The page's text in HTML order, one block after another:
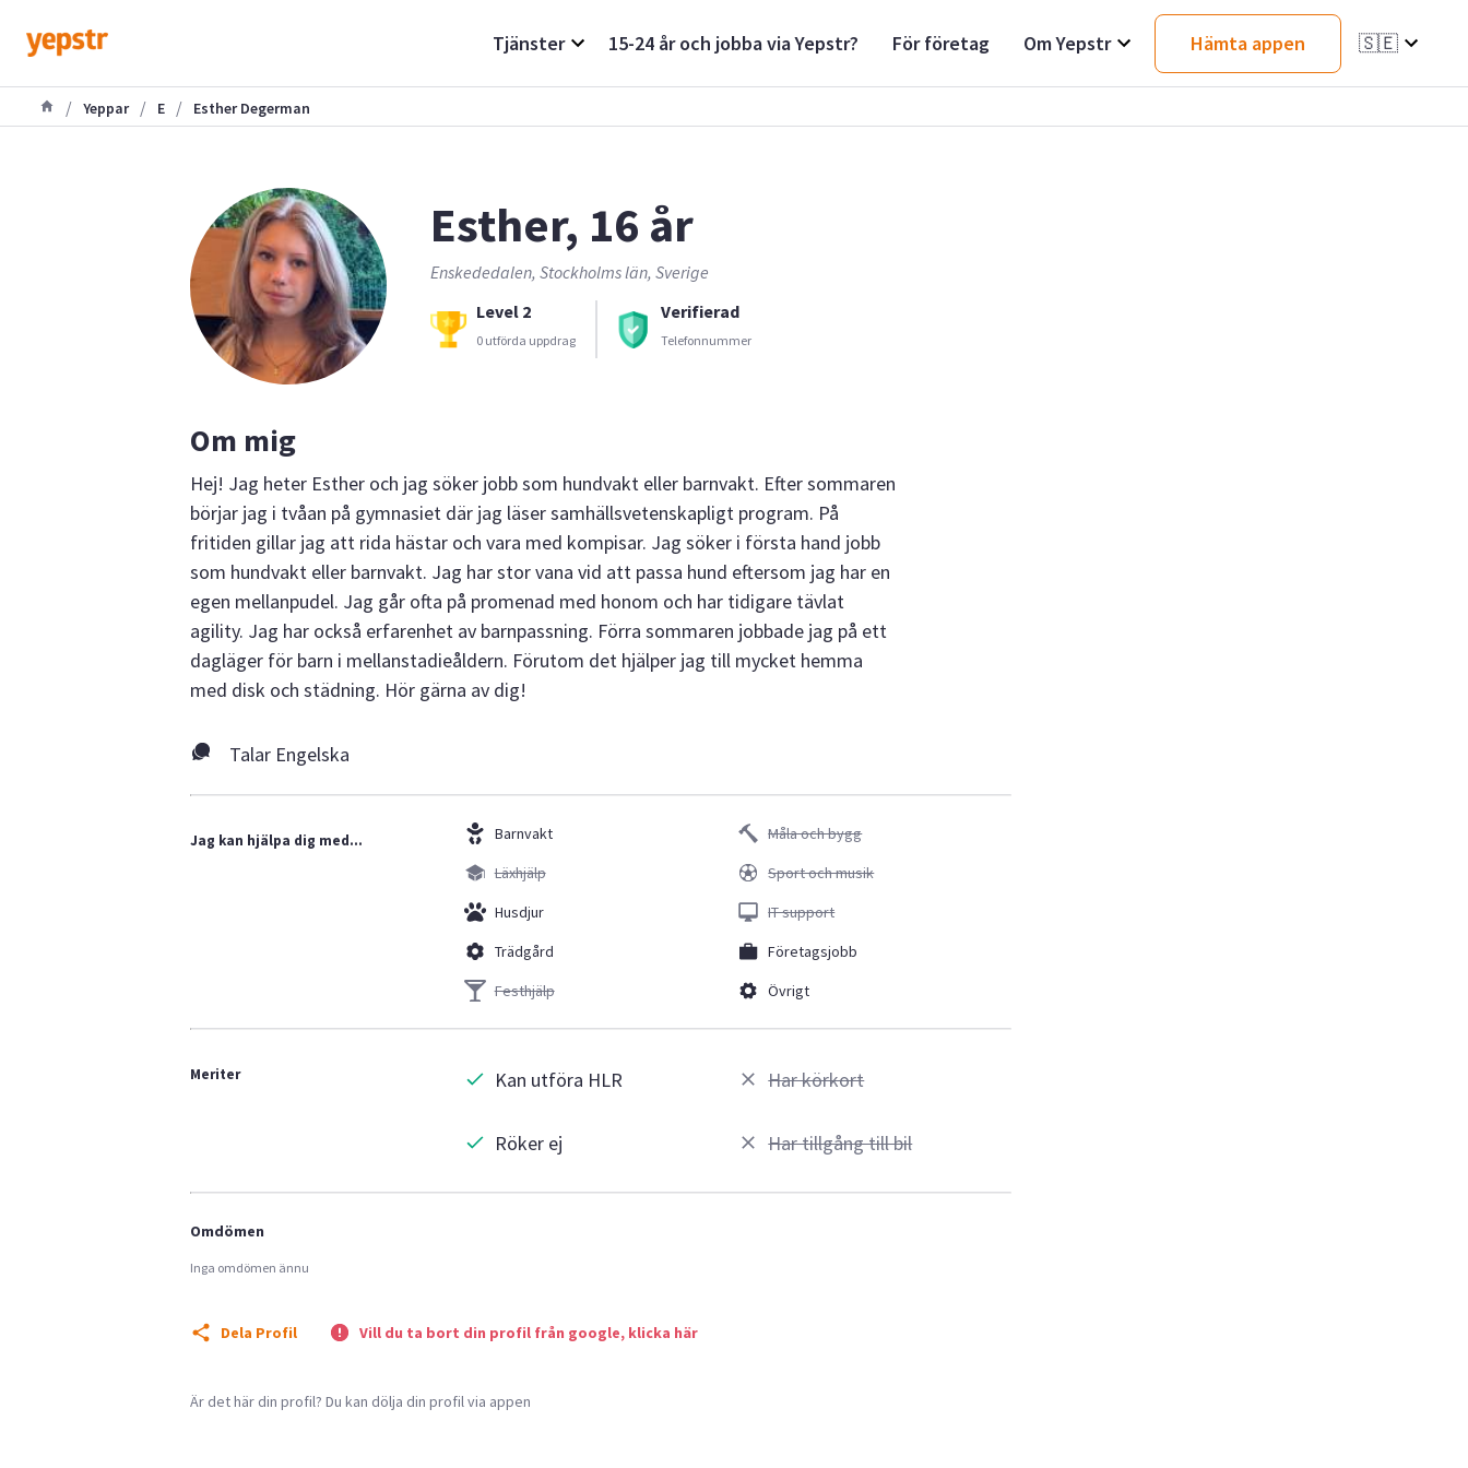
Tjänster 15-24 år och jobba via Yepstr? För företag Om Yepstr Hämta appen 🇸🇪
/ Yeppar / E / Esther Degerman
Esther, 16 år
Enskededalen, Stockholms län, Sverige
Level 2
0 utförda uppdrag
Verifierad
Telefonnummer
Om mig
Hej! Jag heter Esther och jag söker jobb som hundvakt eller barnvakt. Efter sommaren
börjar jag i tvåan på gymnasiet där jag läser samhällsvetenskapligt program. På
fritiden gillar jag att rida hästar och vara med kompisar. Jag söker i första hand jobb
som hundvakt eller barnvakt. Jag har stor vana vid att passa hund eftersom jag har en
egen mellanpudel. Jag går ofta på promenad med honom och har tidigare tävlat
agility. Jag har också erfarenhet av barnpassning. Förra sommaren jobbade jag på ett
dagläger för barn i mellanstadieåldern. Förutom det hjälper jag till mycket hemma
med disk och städning. Hör gärna av dig!
Talar Engelska
Jag kan hjälpa dig med...
Barnvakt
Läxhjälp
Husdjur
Trädgård
Festhjälp
Måla och bygg
Sport och musik
IT support
Företagsjobb
Övrigt
Meriter Kan utföra HLR
Röker ej
Har körkort
Har tillgång till bil
Omdömen
Inga omdömen ännu
Dela Profil Vill du ta bort din profil från google, klicka här
Är det här din profil? Du kan dölja din profil via appen